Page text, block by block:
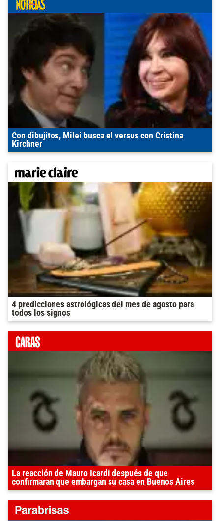
Con dibujitos, Milei busca el versus con Cristina
Kirchner
4 predicciones astrológicas del mes de agosto para
todos los signos
La reacción de Mauro Icardi después de que
confirmaran que embargan su casa en Buenos Aires